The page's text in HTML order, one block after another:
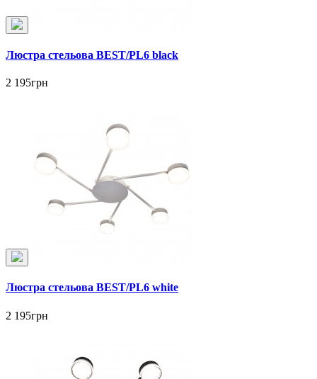
Люстра стельова BEST/PL6 black
2 195грн
Люстра стельова BEST/PL6 white
2 195грн